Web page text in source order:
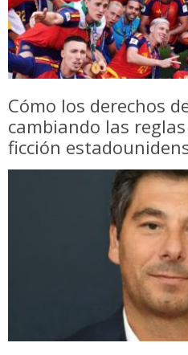
Cómo los derechos
cambiando las
ficción